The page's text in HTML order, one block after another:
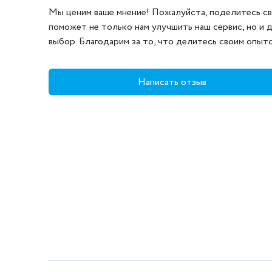
Мы ценим ваше мнение! Пожалуйста, поделитесь
поможет не только нам улучшить наш сервис, но и
выбор. Благодарим за то, что делитесь своим
Написать отзыв